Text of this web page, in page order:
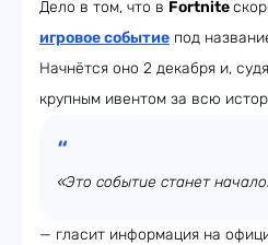
Дело в том, что в Fortnite
игровое событие под
Начнётся оно 2 декабря и,
крупным ивентом за всю
«Это событие станет
— гласит информация на